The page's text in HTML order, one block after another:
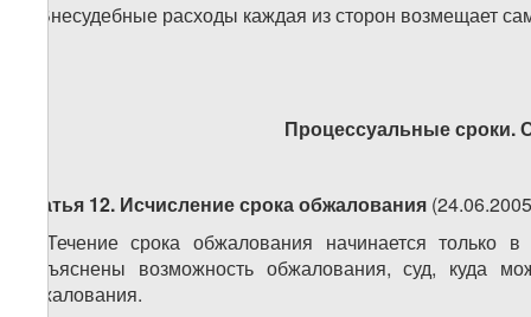
2. Внесудебные расходы каждая из сторон возмещает
Процессуальные сроки.
Статья 12. Исчисление срока обжалования
1. Течение срока обжалования начинается
разъяснены возможность обжалования, суд, куда
обжалования.